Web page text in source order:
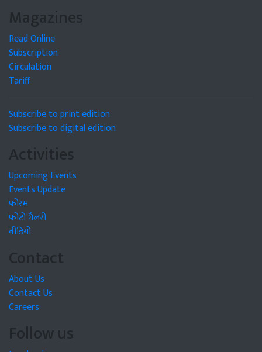
Magazines
Read Online
Subscription
Circulation
Tariff
Subscribe to print edition
Subscribe to digital edition
Activities
Upcoming Events
Events Update
फोरम
फोटो गैलरी
वीडियो
Contact
About Us
Contact Us
Careers
Follow us